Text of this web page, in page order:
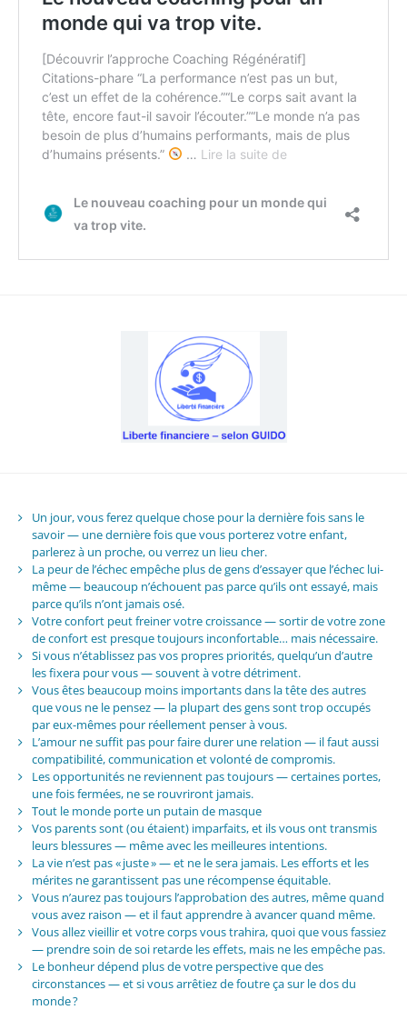
Un jour, vous ferez quelque chose pour la dernière fois sans le
savoir — une dernière fois que vous porterez votre enfant,
parlerez à un proche, ou verrez un lieu cher.
La peur de l’échec empêche plus de gens d’essayer que l’échec lui-
même — beaucoup n’échouent pas parce qu’ils ont essayé, mais
parce qu’ils n’ont jamais osé.
Votre confort peut freiner votre croissance — sortir de votre zone
de confort est presque toujours inconfortable… mais nécessaire.
Si vous n’établissez pas vos propres priorités, quelqu’un d’autre
les fixera pour vous — souvent à votre détriment.
Vous êtes beaucoup moins importants dans la tête des autres
que vous ne le pensez — la plupart des gens sont trop occupés
par eux-mêmes pour réellement penser à vous.
L’amour ne suffit pas pour faire durer une relation — il faut aussi
compatibilité, communication et volonté de compromis.
Les opportunités ne reviennent pas toujours — certaines portes,
une fois fermées, ne se rouvriront jamais.
Tout le monde porte un putain de masque
Vos parents sont (ou étaient) imparfaits, et ils vous ont transmis
leurs blessures — même avec les meilleures intentions.
La vie n’est pas « juste » — et ne le sera jamais. Les efforts et les
mérites ne garantissent pas une récompense équitable.
Vous n’aurez pas toujours l’approbation des autres, même quand
vous avez raison — et il faut apprendre à avancer quand même.
Vous allez vieillir et votre corps vous trahira, quoi que vous fassiez
— prendre soin de soi retarde les effets, mais ne les empêche pas.
Le bonheur dépend plus de votre perspective que des
circonstances — et si vous arrêtiez de foutre ça sur le dos du
monde ?